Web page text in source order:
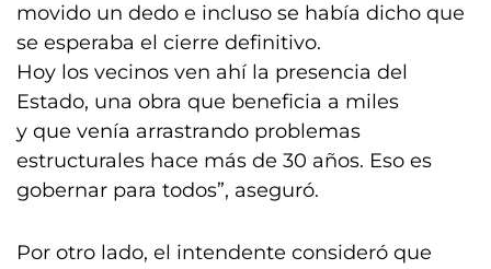
movido un dedo e incluso se había dicho que
se esperaba el cierre definitivo.
Hoy los vecinos ven ahí la presencia del
Estado, una obra que beneficia a miles
y que venía arrastrando problemas
estructurales hace más de 30 años. Eso es
gobernar para todos”, aseguró.
Por otro lado, el intendente consideró que